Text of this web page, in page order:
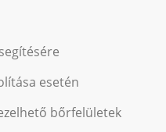
esetén
bőrfelületek